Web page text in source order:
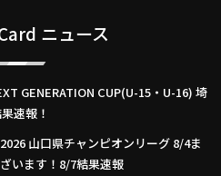
ニュース
GENERATION CUP(U-15・U-16) 埼
速報！
山口県チャンピオンリーグ 8/4ま
います！8/7結果速報